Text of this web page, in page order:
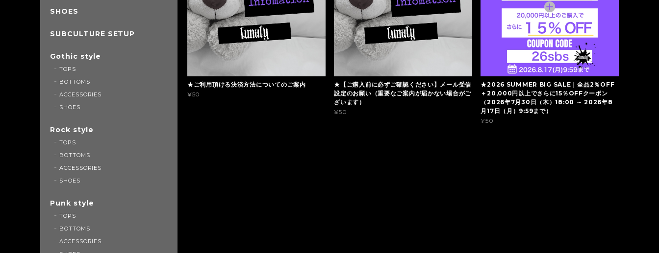
★ご利用頂ける決済方法についてのご案内
¥50
★【ご購入前に必ずご確認ください】メール受信
設定のお願い（重要なご案内が届かない場合がご
ざいます）
¥50
★2026 SUMMER BIG SALE｜全品2％OFF
＋20,000円以上でさらに15％OFFクーポン
（2026年7月30日（木）18:00 ～ 2026年8
月17日（月）9:59まで）
¥50
SHOES
SUBCULTURE SETUP
Gothic style
TOPS
BOTTOMS
ACCESSORIES
SHOES
Rock style
TOPS
BOTTOMS
ACCESSORIES
SHOES
Punk style
TOPS
BOTTOMS
ACCESSORIES